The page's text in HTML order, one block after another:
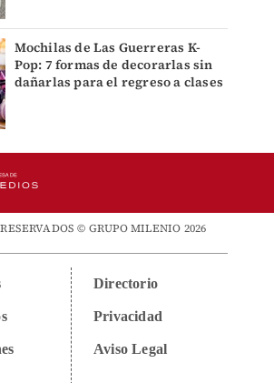
Mochilas de Las Guerreras K-
Pop: 7 formas de decorarlas sin
dañarlas para el regreso a clases
© GRUPO MILENIO 2026
Directorio
Privacidad
Aviso Legal